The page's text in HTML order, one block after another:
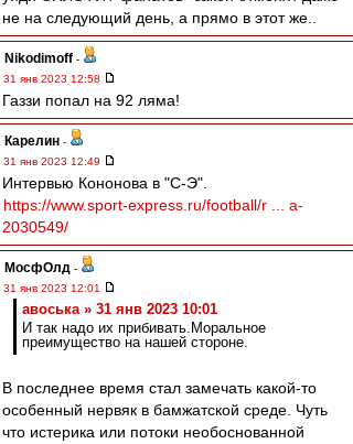
не на следующий день, а прямо в этот же..
Nikodimoff -
31 янв 2023 12:58
Газзи попал на 92 ляма!
Карелин -
31 янв 2023 12:49
Интервью Кононова в "С-Э".
https://www.sport-express.ru/football/r ... a-
2030549/
МосфОлд -
31 янв 2023 12:01
авоська » 31 янв 2023 10:01
И так надо их прибивать.Моральное
преимущество на нашей стороне.
В последнее время стал замечать какой-то
особенный нервяк в бамжатской среде. Чуть
что истерика или потоки необоснованной